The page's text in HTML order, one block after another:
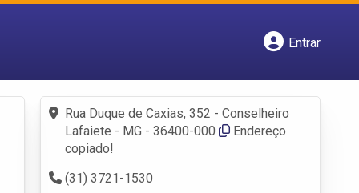
Entrar
Rua Duque de Caxias, 352 - Conselheiro
Lafaiete - MG - 36400-000
Endereço
copiado!
(31) 3721-1530